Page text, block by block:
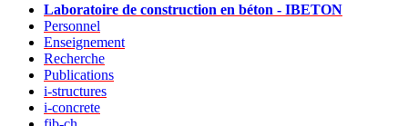
Laboratoire de construction en béton - IBETON
Personnel
Enseignement
Recherche
Publications
i-structures
i-concrete